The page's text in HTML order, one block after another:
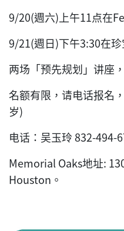
9/20(週六)上午11点在
9/21(週日)下午3:30在
两场「预先规划」讲座
名额有限，请电话报名
岁)
电话：吴玉玲 832-494-
Memorial Oaks地址:
Houston。